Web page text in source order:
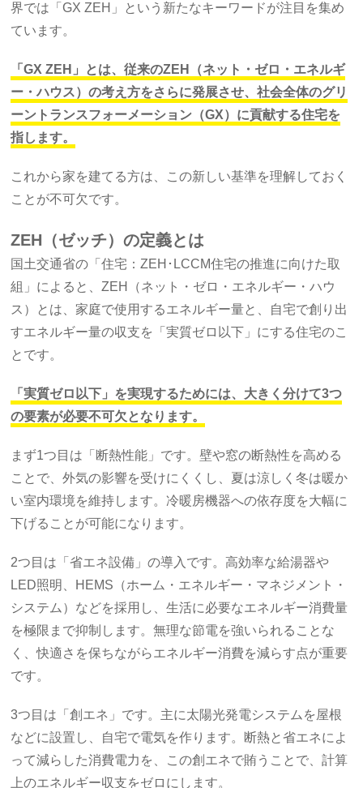
界では「GX ZEH」という新たなキーワードが注目を集め
ています。
「GX ZEH」とは、従来のZEH（ネット・ゼロ・エネルギ
ー・ハウス）の考え方をさらに発展させ、社会全体のグリ
ーントランスフォーメーション（GX）に貢献する住宅を
指します。
これから家を建てる方は、この新しい基準を理解しておく
ことが不可欠です。
ZEH（ゼッチ）の定義とは
国土交通省の「住宅：ZEH･LCCM住宅の推進に向けた取
組」によると、ZEH（ネット・ゼロ・エネルギー・ハウ
ス）とは、家庭で使用するエネルギー量と、自宅で創り出
すエネルギー量の収支を「実質ゼロ以下」にする住宅のこ
とです。
「実質ゼロ以下」を実現するためには、大きく分けて3つ
の要素が必要不可欠となります。
まず1つ目は「断熱性能」です。壁や窓の断熱性を高める
ことで、外気の影響を受けにくくし、夏は涼しく冬は暖か
い室内環境を維持します。冷暖房機器への依存度を大幅に
下げることが可能になります。
2つ目は「省エネ設備」の導入です。高効率な給湯器や
LED照明、HEMS（ホーム・エネルギー・マネジメント・
システム）などを採用し、生活に必要なエネルギー消費量
を極限まで抑制します。無理な節電を強いられることな
く、快適さを保ちながらエネルギー消費を減らす点が重要
です。
3つ目は「創エネ」です。主に太陽光発電システムを屋根
などに設置し、自宅で電気を作ります。断熱と省エネによ
って減らした消費電力を、この創エネで賄うことで、計算
上のエネルギー収支をゼロにします。